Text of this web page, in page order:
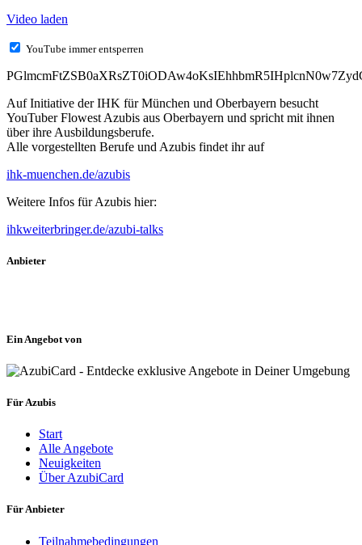
Video laden
YouTube immer entsperren
Auf Initiative der IHK für München und Oberbayern besucht
YouTuber Flowest Azubis aus Oberbayern und spricht mit ihnen
über ihre Ausbildungsberufe.
Alle vorgestellten Berufe und Azubis findet ihr auf
ihk-muenchen.de/azubis
Weitere Infos für Azubis hier:
ihkweiterbringer.de/azubi-talks
Anbieter
Ein Angebot von
Für Azubis
Start
Alle Angebote
Neuigkeiten
Über AzubiCard
Für Anbieter
Teilnahmebedingungen